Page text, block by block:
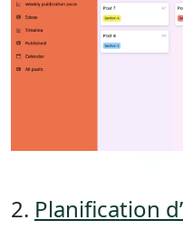
2. Planification